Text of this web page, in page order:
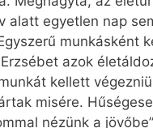
alatt egyetlen nap
munkásként
azok
kellett
misére.
nézünk a